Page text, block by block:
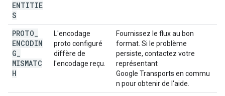
ENTITIE
S
PROTO
ENCODIN
G
MISMATC
H
L'encodage
proto configuré
diffère de
l'encodage reçu.
Fournissez le flux au bon
format. Si le problème
persiste, contactez votre
représentant
Google Transports en commu
n pour obtenir de l'aide.